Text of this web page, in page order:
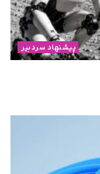
پیشنهاد سردبیر